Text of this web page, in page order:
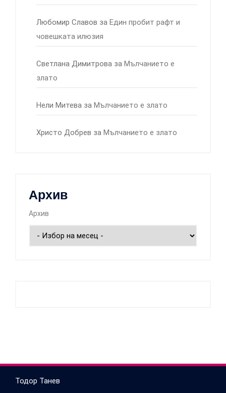
Любомир Славов за Един пробит рафт и
човешката илюзия
Светлана Димитрова за Мълчанието е
злато
Нели Митева за Мълчанието е злато
Христо Добрев за Мълчанието е злато
Архив
Архив
Тодор Танев